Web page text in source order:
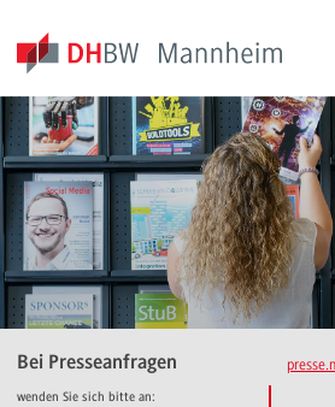
Bei Presseanfragen
wenden Sie sich bitte an: